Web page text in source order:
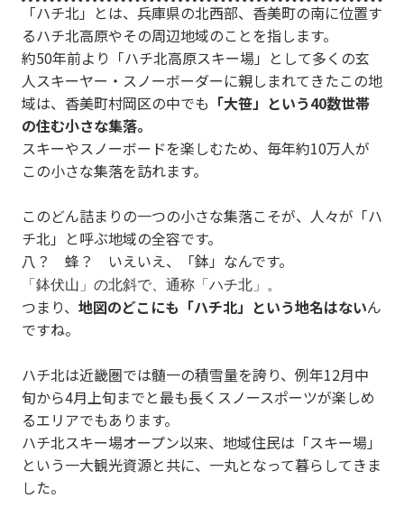
「ハチ北」とは、兵庫県の北西部、香美町の南に位置す
るハチ北高原やその周辺地域のことを指します。
約50年前より「ハチ北高原スキー場」として多くの玄
人スキーヤー・スノーボーダーに親しまれてきたこの地
域は、香美町村岡区の中でも 「大笹」という40数世帯
の住む小さな集落。
スキーやスノーボードを楽しむため、毎年約10万人が
この小さな集落を訪れます。
このどん詰まりの一つの小さな集落こそが、人々が「ハ
チ北」と呼ぶ地域の全容です。
八？ 蜂？ いえいえ、「鉢」なんです。
「鉢伏山」の北斜で、通称「ハチ北」。
つまり、 地図のどこにも「ハチ北」という地名はないん
ですね。
ハチ北は近畿圏では髄一の積雪量を誇り、例年12月中
旬から4月上旬までと最も長くスノースポーツが楽しめ
るエリアでもあります。
ハチ北スキー場オープン以来、地域住民は「スキー場」
という一大観光資源と共に、一丸となって暮らしてきま
した。